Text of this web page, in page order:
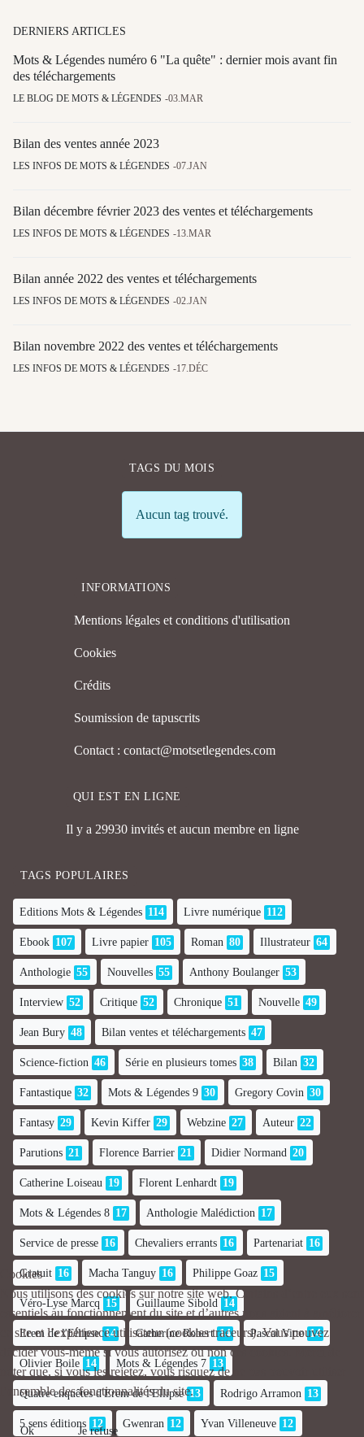
DERNIERS ARTICLES
Mots & Légendes numéro 6 "La quête" : dernier mois avant fin
des téléchargements
LE BLOG DE MOTS & LÉGENDES 03.MAR
Bilan des ventes année 2023
LES INFOS DE MOTS & LÉGENDES 07.JAN
Bilan décembre février 2023 des ventes et téléchargements
LES INFOS DE MOTS & LÉGENDES 13.MAR
Bilan année 2022 des ventes et téléchargements
LES INFOS DE MOTS & LÉGENDES 02.JAN
Bilan novembre 2022 des ventes et téléchargements
LES INFOS DE MOTS & LÉGENDES 17.DÉC
TAGS DU MOIS
Info
Aucun tag trouvé.
INFORMATIONS
Mentions légales et conditions d'utilisation
Cookies
Crédits
Soumission de tapuscrits
Contact : contact@motsetlegendes.com
QUI EST EN LIGNE
Il y a 29930 invités et aucun membre en ligne
TAGS POPULAIRES
Editions Mots & Légendes 114 Livre numérique 112
Ebook 107 Livre papier 105 Roman 80 Illustrateur 64
Anthologie 55 Nouvelles 55 Anthony Boulanger 53
Interview 52 Critique 52 Chronique 51 Nouvelle 49
Jean Bury 48 Bilan ventes et téléchargements 47
Science-fiction 46 Série en plusieurs tomes 38 Bilan 32
Fantastique 32 Mots & Légendes 9 30 Gregory Covin 30
Fantasy 29 Kevin Kiffer 29 Webzine 27 Auteur 22
Parutions 21 Florence Barrier 21 Didier Normand 20
Catherine Loiseau 19 Florent Lenhardt 19
Mots & Légendes 8 17 Anthologie Malédiction 17
Service de presse 16 Chevaliers errants 16 Partenariat 16
Gratuit 16 Macha Tanguy 16 Philippe Goaz 15
Véro-Lyse Marcq 15 Guillaume Sibold 14
Erem de l'Ellipse 14 Catherine Robert 14 Pascal Vitte 14
Olivier Boile 14 Mots & Légendes 7 13
Quatre enquêtes d'Erem de l'Ellipse 13 Rodrigo Arramon 13
5 sens éditions 12 Gwenran 12 Yvan Villeneuve 12
Cookies
Nous utilisons des cookies sur notre site web. Certains d’entre eux sont
essentiels au fonctionnement du site et d’autres nous aident à améliorer
ce site et l’expérience utilisateur (cookies traceurs). Vous pouvez
décider vous-même si vous autorisez ou non ces cookies. Merci de
noter que, si vous les rejetez, vous risquez de ne pas pouvoir utiliser
l’ensemble des fonctionnalités du site.
Ok Je refuse